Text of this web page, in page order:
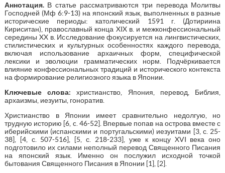
Аннотация.В статье рассматриваются три перевода Молитвы
Господней (Мф 6:9-13) на японский язык, выполненных в разные
исторические периоды: католический 1591 г. (Дотириина
Кириситан), православный конца XIX в. и межконфессиональный
середины XX в. Исследование фокусируется на лингвистических,
стилистических и культурных особенностях каждого перевода,
включая использование архаичных форм, специфической
лексики и эволюции грамматических норм. Подчёркивается
влияние конфессиональных традиций и исторического контекста
на формирование религиозного языка в Японии.
Ключевые слова: христианство, Япония, перевод, Библия,
архаизмы, иезуиты, гоноратив.
Христианство в Японии имеет сравнительно недолгую, но
трудную историю [6, c. 46-52]. Впервые попав на острова вместе с
иберийскими (испанскими и португальскими) иезуитами [3, с. 25-
38], [4, с. 507-516], [5, с. 218-233], уже к концу XVI века оно
подготовило их силами неполный перевод Священного Писания
на японский язык. Именно он послужил исходной точкой
бытования Священного Писания в Японии [1], [2].